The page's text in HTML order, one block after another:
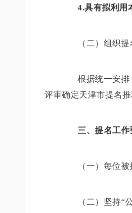
4.具有拟利用
（二）组织提
根据统一安排，
评审确定天津市提名推
三、提名工作
（一）每位被提
（二）坚持“公